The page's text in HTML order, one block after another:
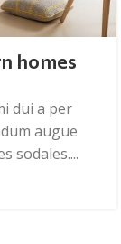
homes
dui a per
augue
sodales....